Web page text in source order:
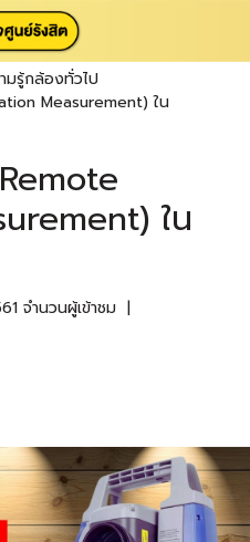
มรู้กล้องทั่วไป
Measurement) ใน
ใน
จำนวนผู้เข้าชม |